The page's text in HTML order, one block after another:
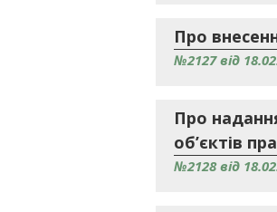
Про
№2127 від
Про
об’єктів
№2128 від